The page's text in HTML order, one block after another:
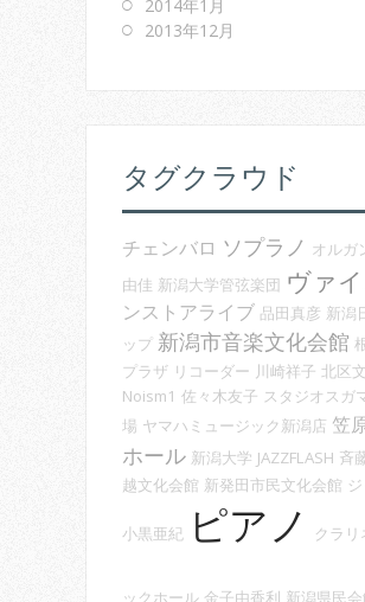
2014年1月
2013年12月
タグクラウド
チェンバロ ソプラノ オルガ
由佳 新潟大学管弦楽団 ヴァ
ンストアライブ 品田真彦 新潟
ップ 新潟市音楽文化会館
プラザ リコーダー 川崎祥子 北区
Noism1 佐々木友子 スタジオスガ
場 ヤマハミュージック新潟店 笠
ホール 新潟大学 JAZZFLASH 斉
越文化会館 新発田市民文化会館
小黒亜紀 ピアノ クラリ
ックホール 金子由香利 新潟県民